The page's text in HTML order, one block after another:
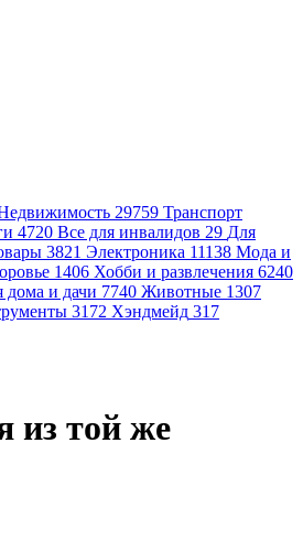
29759 Транспорт
4720 Все для инвалидов 29 Для
3821 Электроника 11138 Мода и
1406 Хобби и развлечения 6240
дома и дачи 7740 Животные 1307
3172 Хэндмейд 317
из той же